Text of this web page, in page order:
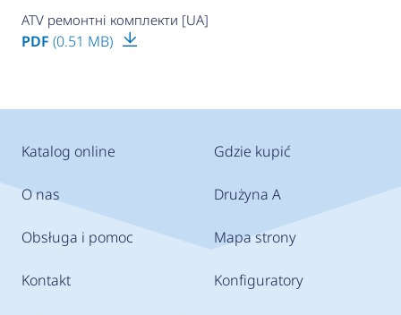
ATV ремонтні комплекти [UA]
PDF (0.51 MB)
Katalog online
O nas
Obsługa i pomoc
Kontakt
Gdzie kupić
Drużyna A
Mapa strony
Konfiguratory